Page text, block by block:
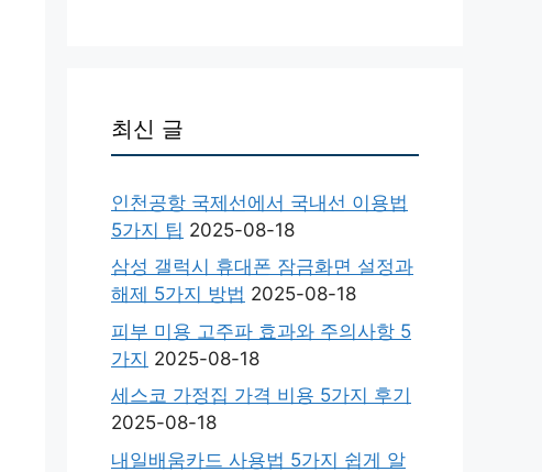
최신 글
인천공항 국제선에서 국내선 이용법
5가지 팁 2025-08-18
삼성 갤럭시 휴대폰 잠금화면 설정과
해제 5가지 방법 2025-08-18
피부 미용 고주파 효과와 주의사항 5
가지 2025-08-18
세스코 가정집 가격 비용 5가지 후기
2025-08-18
내일배움카드 사용법 5가지 쉽게 알